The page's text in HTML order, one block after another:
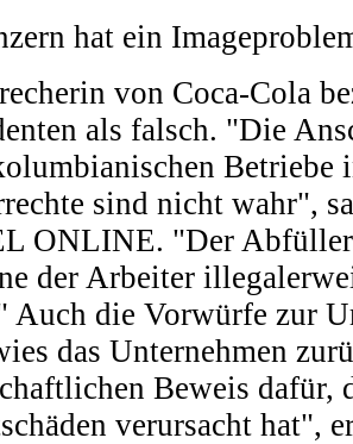
hat ein
von Coca-Cola
als falsch. "Die
sind nicht wahr",
ONLINE. "Der
der Arbeiter
Auch die Vorwürfe zur
das Unternehmen
Beweis dafür,
verursacht hat",